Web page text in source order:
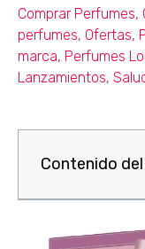
Comprar Perfumes,
perfumes, Ofertas,
marca, Perfumes
Lanzamientos,
Contenido